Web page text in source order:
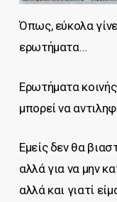
Όπως, εύκολα
ερωτήματα…
Ερωτήματα
μπορεί να
Εμείς δεν θα
αλλά για να μην
αλλά και γιατί